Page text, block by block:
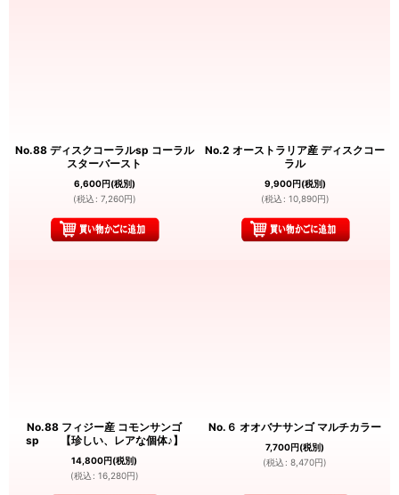
No.88 ディスクコーラルsp コーラル
スターバースト
6,600円(税別)
(税込 : 7,260円)
No.2 オーストラリア産 ディスクコー
ラル
9,900円(税別)
(税込 : 10,890円)
No.88 フィジー産 コモンサンゴ
sp 【珍しい、レアな個体♪】
14,800円(税別)
(税込 : 16,280円)
No.６ オオバナサンゴ マルチカラー
7,700円(税別)
(税込 : 8,470円)